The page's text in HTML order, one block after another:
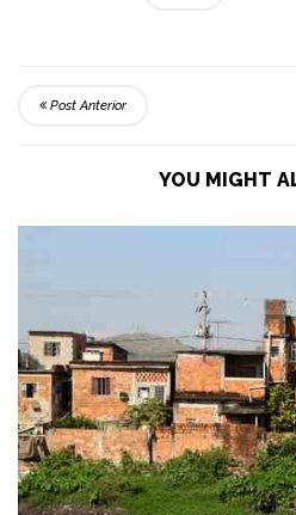
Post Anterior
YOU MIGHT